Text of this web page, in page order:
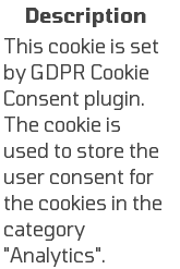
Description
This cookie is set
by GDPR Cookie
Consent plugin.
The cookie is
used to store the
user consent for
the cookies in the
category
"Analytics".